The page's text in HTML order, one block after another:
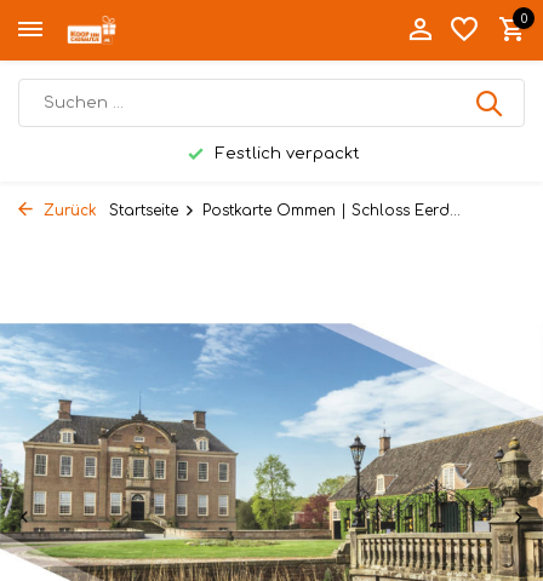
0
Festlich verpackt
Zurück Startseite Postkarte Ommen | Schloss Eerd...